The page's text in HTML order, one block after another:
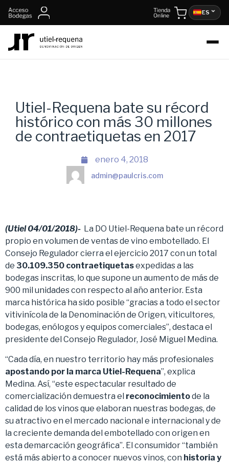
ES
Utiel-Requena bate su récord
histórico con más 30 millones
de contraetiquetas en 2017
enero 4, 2018
admin@paulcris.com
(Utiel 04/01/2018)- La DO Utiel-Requena bate un récord
propio en volumen de ventas de vino embotellado. El
Consejo Regulador cierra el ejercicio 2017 con un total
de 30.109.350 contraetiquetasexpedidas a las
bodegas inscritas, lo que supone un aumento de más de
900 mil unidades con respecto al año anterior. Esta
marca histórica ha sido posible “gracias a todo el sector
vitivinícola de la Denominación de Origen, viticultores,
bodegas, enólogos y equipos comerciales”, destaca el
presidente del Consejo Regulador, José Miguel Medina.
“Cada día, en nuestro territorio hay más profesionales
apostando por la marca Utiel-Requena”, explica
Medina. Así, “este espectacular resultado de
comercialización demuestra el reconocimientode la
calidad de los vinos que elaboran nuestras bodegas, de
su atractivo en el mercado nacional e internacional y de
la creciente demanda del embotellado con origen en
esta demarcación geográfica”. El consumidor “también
está más abierto a conocer nuevos vinos, con historia y